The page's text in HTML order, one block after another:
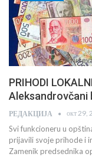
PRIHODI
Aleksandrovčani
РЕДАКЦИЈА окт 29,
Svi funkcioneru u
prijavili svoje prihode i
Zamenik predsednika